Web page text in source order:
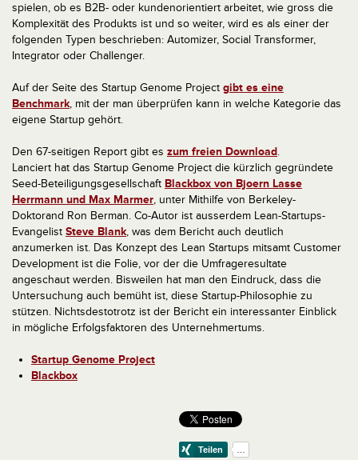
spielen, ob es B2B- oder kundenorientiert arbeitet, wie gross die
Komplexität des Produkts ist und so weiter, wird es als einer der
folgenden Typen beschrieben: Automizer, Social Transformer,
Integrator oder Challenger.
Auf der Seite des Startup Genome Project gibt es eine
Benchmark, mit der man überprüfen kann in welche Kategorie das
eigene Startup gehört.
Den 67-seitigen Report gibt es zum freien Download.
Lanciert hat das Startup Genome Project die kürzlich gegründete
Seed-Beteiligungsgesellschaft Blackbox von Bjoern Lasse
Herrmann und Max Marmer, unter Mithilfe von Berkeley-
Doktorand Ron Berman. Co-Autor ist ausserdem Lean-Startups-
Evangelist Steve Blank, was dem Bericht auch deutlich
anzumerken ist. Das Konzept des Lean Startups mitsamt Customer
Development ist die Folie, vor der die Umfrageresultate
angeschaut werden. Bisweilen hat man den Eindruck, dass die
Untersuchung auch bemüht ist, diese Startup-Philosophie zu
stützen. Nichtsdestotrotz ist der Bericht ein interessanter Einblick
in mögliche Erfolgsfaktoren des Unternehmertums.
Startup Genome Project
Blackbox